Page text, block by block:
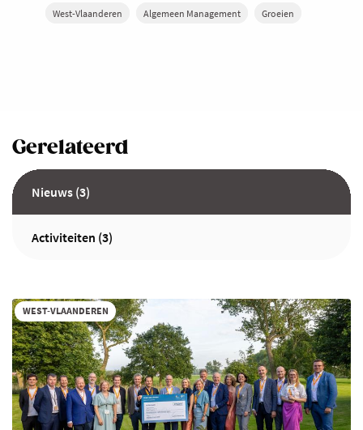
West-Vlaanderen Algemeen Management Groeien
Gerelateerd
Nieuws (3)
Activiteiten (3)
WEST-VLAANDEREN